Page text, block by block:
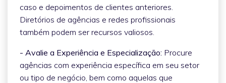
caso e depoimentos de clientes anteriores.
Diretórios de agências e redes profissionais
também podem ser recursos valiosos.
- Avalie a Experiência e Especialização: Procure
agências com experiência específica em seu setor
ou tipo de negócio, bem como aquelas que